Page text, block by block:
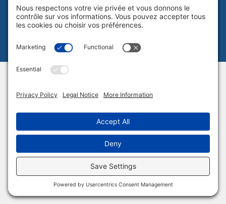
Politique de confidentialité
Plan du site